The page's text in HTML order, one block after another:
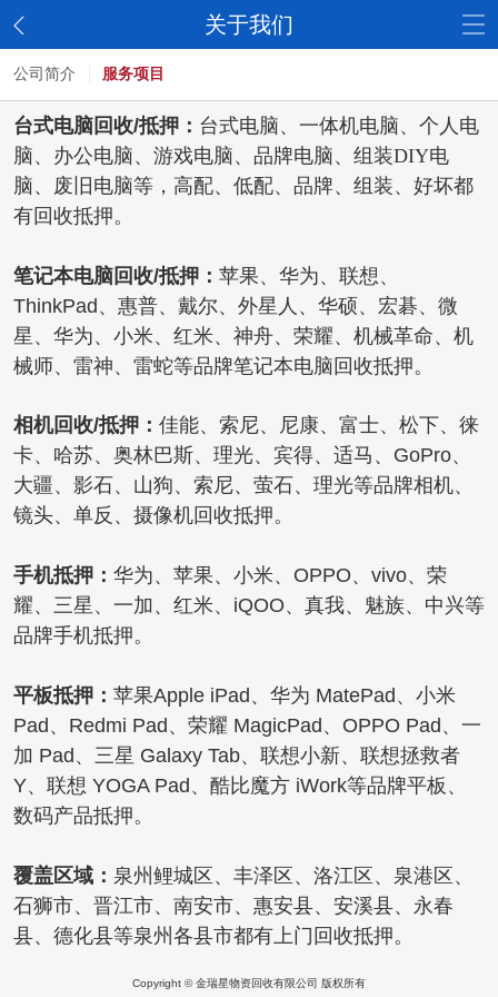
关于我们
公司简介 服务项目
台式电脑回收/抵押： 台式电脑、一体机电脑、 个人电
脑、 办公电脑、 游戏电脑、 品牌电脑、 组装DIY电
脑、 废旧电脑等，高配、低配、品牌、组装、好坏都
有回收抵押。
笔记本电脑回收/抵押： 苹果、 华为、 联想、
ThinkPad 、 惠普、 戴尔、 外星人 、 华硕 、 宏碁、 微
星 、 华为、 小米、 红米、 神舟、 荣耀、 机械革命、 机
械师、 雷神、 雷蛇等品牌笔记本电脑回收抵押。
相机回收/抵押： 佳能、 索尼、 尼康、 富士、 松下、 徕
卡、 哈苏、 奥林巴斯、 理光、 宾得、 适马 、 GoPro、
大疆、 影石、 山狗、 索尼、 萤石、 理光等品牌相机、
镜头、单反、摄像机回收抵押。
手机抵押： 华为、 苹果、 小米、 OPPO、 vivo、 荣
耀、 三星 、 一加 、 红米、 iQOO、 真我、 魅族、 中兴等
品牌手机抵押。
平板抵押： 苹果Apple iPad、华为 MatePad、小米
Pad、Redmi Pad、荣耀 MagicPad、OPPO Pad、一
加 Pad、三星 Galaxy Tab、联想小新、联想拯救者
Y、联想 YOGA Pad、酷比魔方 iWork等品牌平板、
数码产品抵押。
覆盖区域： 泉州 鲤城区、丰泽区、洛江区、泉港区、
石狮市、晋江市、南安市、惠安县、安溪县、永春
县、德化县等泉州各县市都有上门回收抵押。
Copyright © 金瑞星物资回收有限公司 版权所有